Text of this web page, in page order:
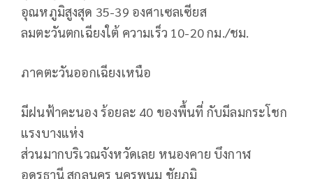
อุณหภูมิสูงสุด 35-39 องศาเซลเซียส
ลมตะวันตกเฉียงใต้ ความเร็ว 10-20 กม./ชม.
ภาคตะวันออกเฉียงเหนือ
มีฝนฟ้าคะนอง ร้อยละ 40 ของพื้นที่ กับมีลมกระโชก
แรงบางแห่ง
ส่วนมากบริเวณจังหวัดเลย หนองคาย บึงกาฬ
อุดรธานี สกลนคร นครพนม ชัยภูมิ